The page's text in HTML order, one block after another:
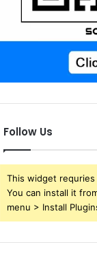
Follow Us
This widget
You can install it
menu > Install